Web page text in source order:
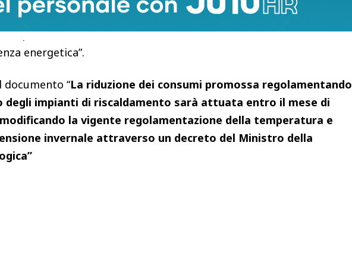
circa 30 miliardi di Smc di gas russo con circa 25 miliardi di
provenienza, colmando la differenza con fonti rinnovabili e con
energetica”.
documento “La riduzione dei consumi promossa regolamentando
degli impianti di riscaldamento sarà attuata entro il mese di
la vigente regolamentazione della temperatura e
invernale attraverso un decreto del Ministro della